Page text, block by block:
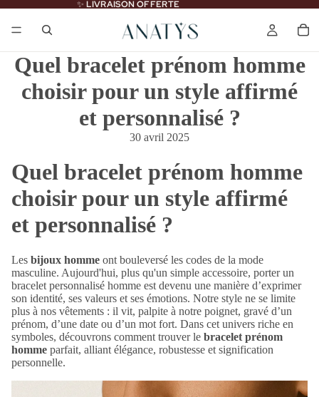
✨LIVRAISON OFFERTE
Quel bracelet prénom homme
choisir pour un style affirmé
et personnalisé ?
30 avril 2025
Quel bracelet prénom homme
choisir pour un style affirmé
et personnalisé ?
Les bijoux homme ont bouleversé les codes de la mode
masculine. Aujourd'hui, plus qu'un simple accessoire, porter un
bracelet personnalisé homme est devenu une manière d’exprimer
son identité, ses valeurs et ses émotions. Notre style ne se limite
plus à nos vêtements : il vit, palpite à notre poignet, gravé d’un
prénom, d’une date ou d’un mot fort. Dans cet univers riche en
symboles, découvrons comment trouver le bracelet prénom
homme parfait, alliant élégance, robustesse et signification
personnelle.